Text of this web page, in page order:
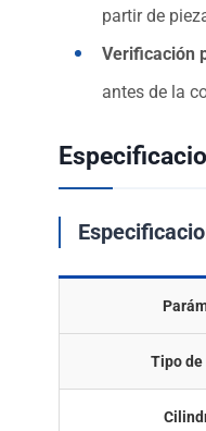
partir de
Verificación
antes de la
Tipo